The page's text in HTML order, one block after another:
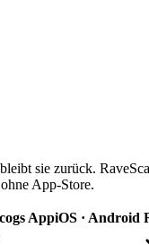
sie zurück.
App-Store.
AppiOS · Android